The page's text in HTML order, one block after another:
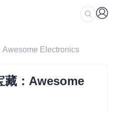
Electronics
藏：Awesome